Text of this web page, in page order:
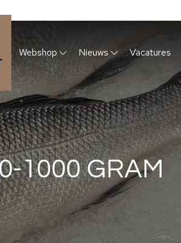
Webshop Nieuws Vacatures
1000 GRAM